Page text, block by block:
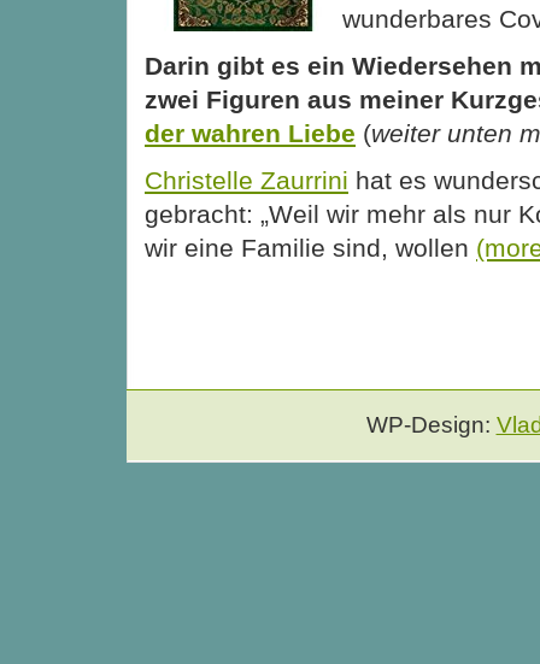
wunderbares
Darin gibt es ein Wiedersehen
zwei Figuren aus meiner
der wahren Liebe (weiter unten
Christelle Zaurrini hat es
gebracht: „Weil wir mehr als nur
wir eine Familie sind, wollen
WP-Design: